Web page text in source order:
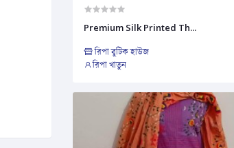
Premium Silk Printed Th...
রিপা বুটিক হাউজ
রিপা খাতুন